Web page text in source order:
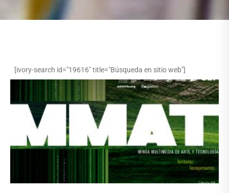
[ivory-search id="19616" title="Búsqueda en sitio web"]